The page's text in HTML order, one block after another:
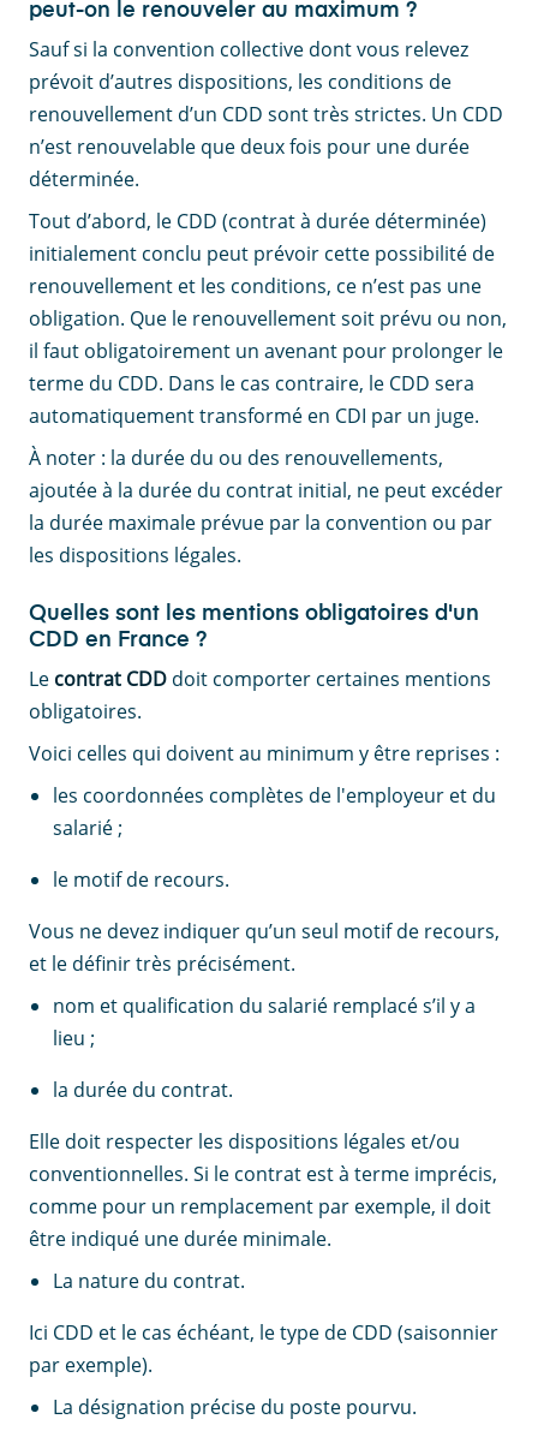
peut-on le renouveler au maximum ?
Sauf si la convention collective dont vous relevez
prévoit d’autres dispositions, les conditions de
renouvellement d’un CDD sont très strictes. Un CDD
n’est renouvelable que deux fois pour une durée
déterminée.
Tout d’abord, le CDD (contrat à durée déterminée)
initialement conclu peut prévoir cette possibilité de
renouvellement et les conditions, ce n’est pas une
obligation. Que le renouvellement soit prévu ou non,
il faut obligatoirement un avenant pour prolonger le
terme du CDD. Dans le cas contraire, le CDD sera
automatiquement transformé en CDI par un juge.
À noter : la durée du ou des renouvellements,
ajoutée à la durée du contrat initial, ne peut excéder
la durée maximale prévue par la convention ou par
les dispositions légales.
Quelles sont les mentions obligatoires d'un
CDD en France ?
Le contrat CDD doit comporter certaines mentions
obligatoires.
Voici celles qui doivent au minimum y être reprises :
les coordonnées complètes de l'employeur et du
salarié ;
le motif de recours.
Vous ne devez indiquer qu’un seul motif de recours,
et le définir très précisément.
nom et qualification du salarié remplacé s’il y a
lieu ;
la durée du contrat.
Elle doit respecter les dispositions légales et/ou
conventionnelles. Si le contrat est à terme imprécis,
comme pour un remplacement par exemple, il doit
être indiqué une durée minimale.
La nature du contrat.
Ici CDD et le cas échéant, le type de CDD (saisonnier
par exemple).
La désignation précise du poste pourvu.